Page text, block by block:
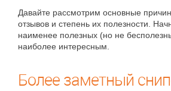
Давайте рассмотрим основные
отзывов и степень их полезности.
наименее полезных (но не
наиболее интересным.
Более заметный